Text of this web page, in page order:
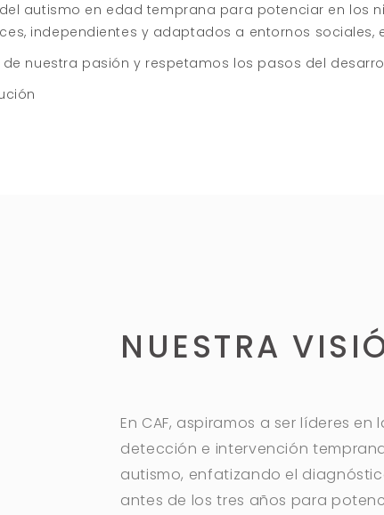
autismo en edad temprana para potenciar en los
independientes y adaptados a entornos sociales,
nuestra pasión y respetamos los pasos del
NUESTRA
En CAF, aspiramos a ser líderes en
detección e intervención
autismo, enfatizando el
antes de los tres años para